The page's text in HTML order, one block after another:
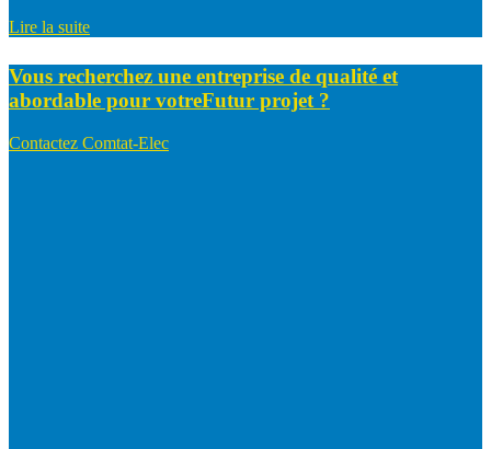
Lire la suite
Vous recherchez une entreprise de qualité et
abordable pour votreFutur projet ?
Contactez Comtat-Elec